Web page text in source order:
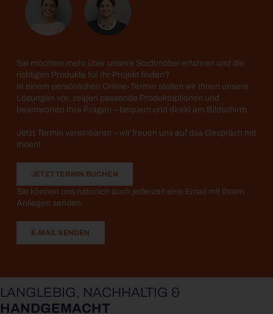
Sie möchten mehr über unsere Stadtmöbel erfahren und die
richtigen Produkte für Ihr Projekt finden?
In einem persönlichen Online-Termin stellen wir Ihnen unsere
Lösungen vor, zeigen passende Produktoptionen und
beantworten Ihre Fragen – bequem und direkt am Bildschirm.
Jetzt Termin vereinbaren – wir freuen uns auf das Gespräch mit
Ihnen!
JETZT TERMIN BUCHEN
Sie können uns natürlich auch jederzeit eine Email mit Ihrem
Anliegen senden.
E-MAIL SENDEN
LANGLEBIG, NACHHALTIG &
HANDGEMACHT